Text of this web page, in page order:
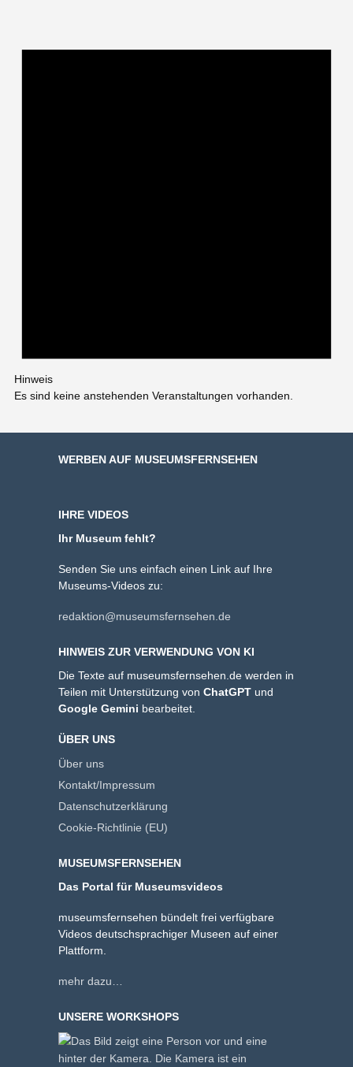
Hinweis
Es sind keine anstehenden Veranstaltungen vorhanden.
WERBEN AUF MUSEUMSFERNSEHEN
IHRE VIDEOS
Ihr Museum fehlt?
Senden Sie uns einfach einen Link auf Ihre
Museums-Videos zu:
redaktion@museumsfernsehen.de
HINWEIS ZUR VERWENDUNG VON KI
Die Texte auf museumsfernsehen.de werden in
Teilen mit Unterstützung von ChatGPT und
Google Gemini bearbeitet.
ÜBER UNS
Über uns
Kontakt/Impressum
Datenschutzerklärung
Cookie-Richtlinie (EU)
MUSEUMSFERNSEHEN
Das Portal für Museumsvideos
museumsfernsehen bündelt frei verfügbare
Videos deutschsprachiger Museen auf einer
Plattform.
mehr dazu…
UNSERE WORKSHOPS